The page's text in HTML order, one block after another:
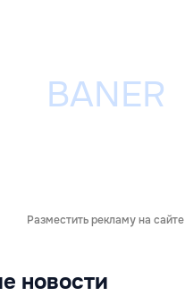
Разместить рекламу на сайте
новости